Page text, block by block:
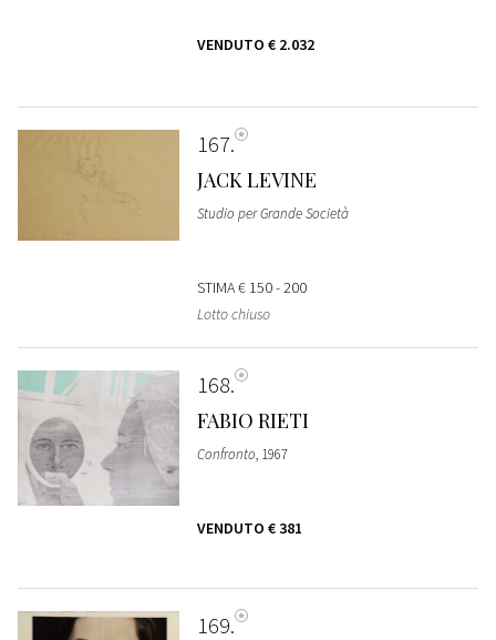
VENDUTO € 2.032
167
JACK LEVINE
Studio per Grande Società
STIMA€ 150 - 200
Lotto chiuso
168
FABIO RIETI
Confronto, 1967
VENDUTO € 381
169